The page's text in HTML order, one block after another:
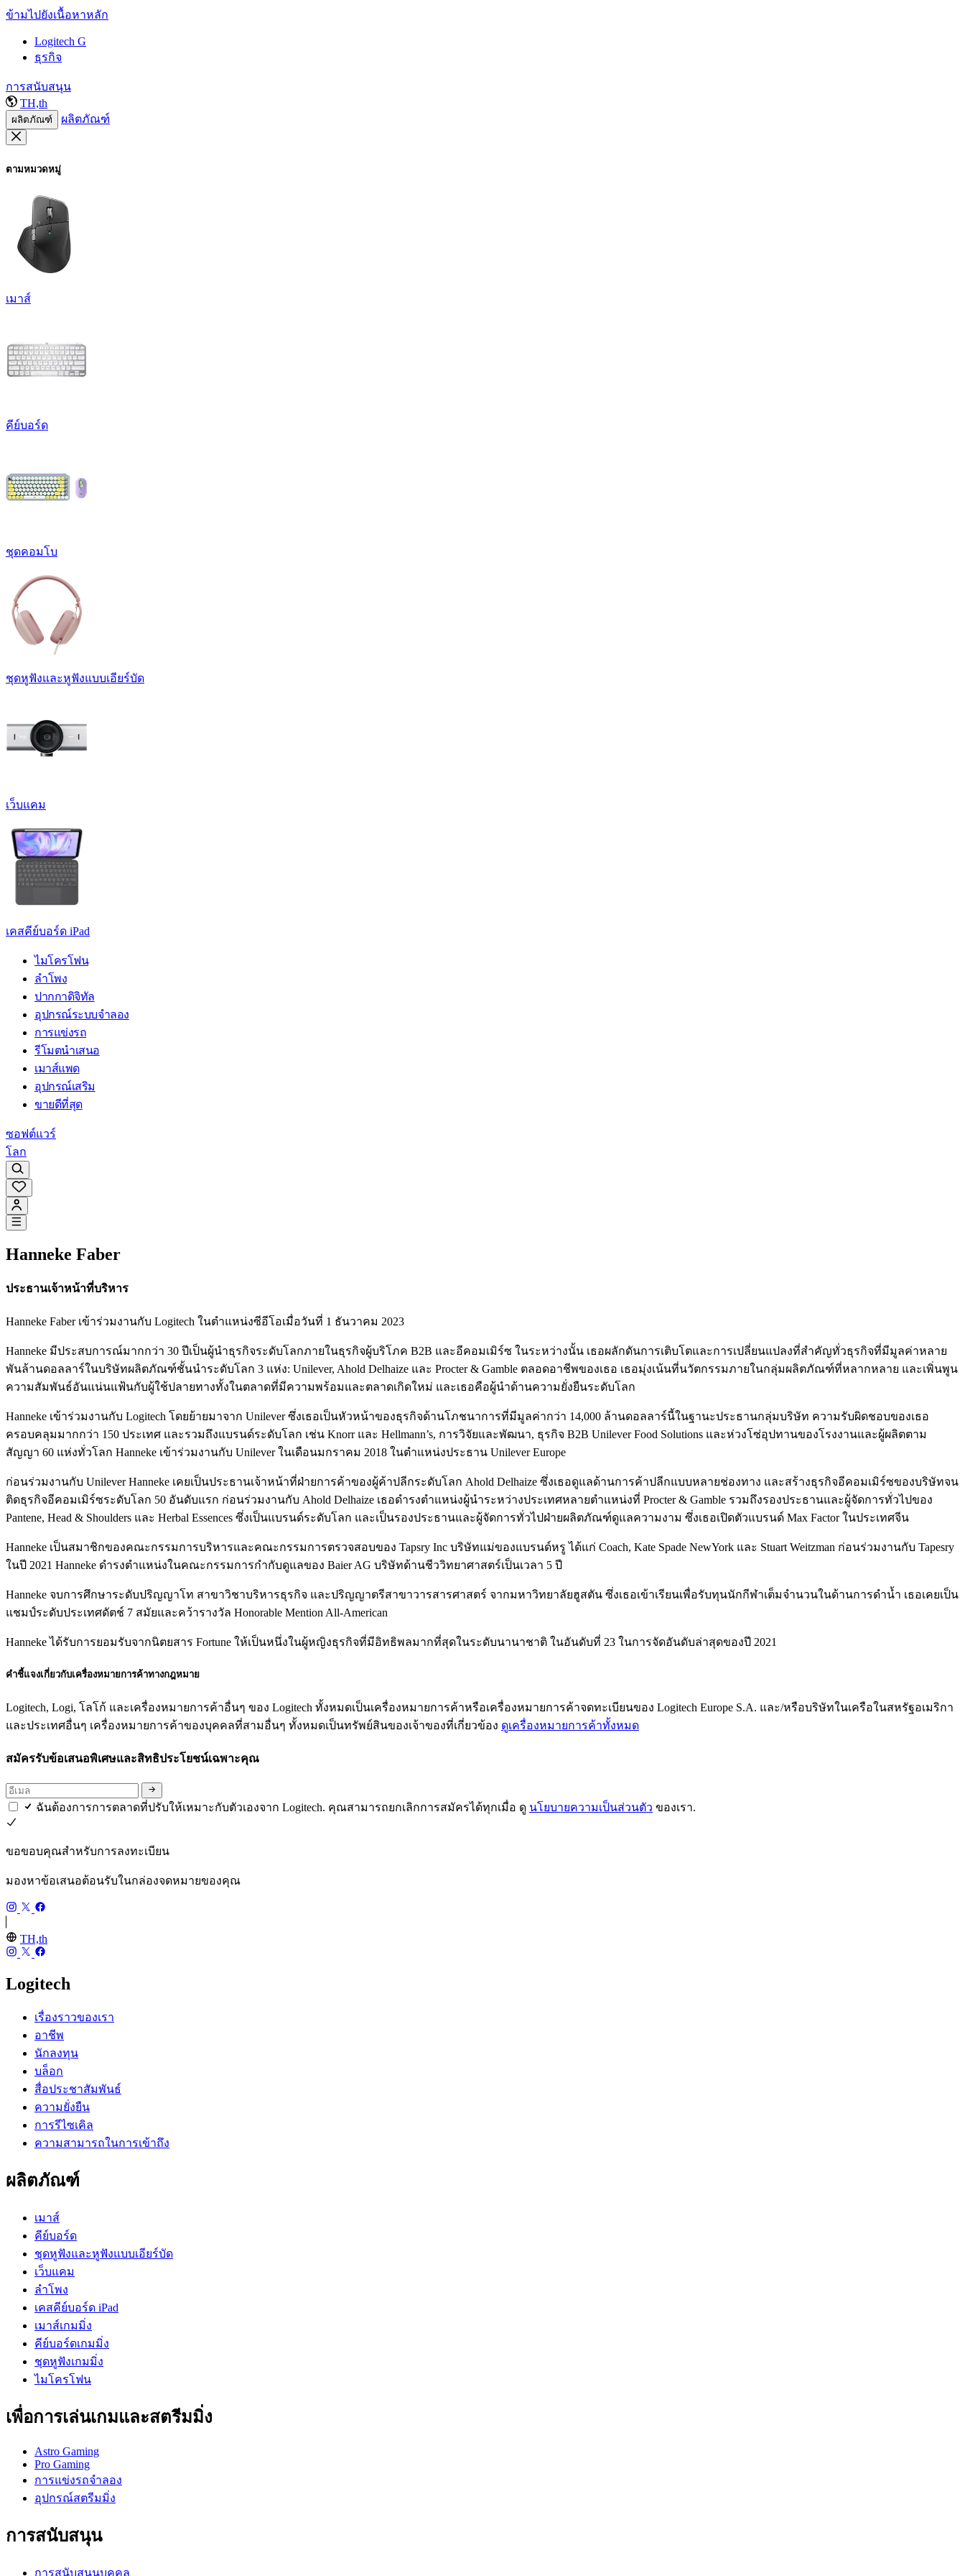
ข้ามไปยังเนื้อหาหลัก
Logitech G
ธุรกิจ
การสนับสนุน
TH,th
ผลิตภัณฑ์ ผลิตภัณฑ์
ตามหมวดหมู่
เมาส์
คีย์บอร์ด
ชุดคอมโบ
ชุดหูฟังและหูฟังแบบเอียร์บัด
เว็บแคม
เคสคีย์บอร์ด iPad
ไมโครโฟน
ลำโพง
ปากกาดิจิทัล
อุปกรณ์ระบบจำลอง
การแข่งรถ
รีโมตนำเสนอ
เมาส์แพด
อุปกรณ์เสริม
ขายดีที่สุด
ซอฟต์แวร์
โลก
Hanneke Faber
ประธานเจ้าหน้าที่บริหาร
Hanneke Faber เข้าร่วมงานกับ Logitech ในตำแหน่งซีอีโอเมื่อวันที่ 1 ธันวาคม 2023
Hanneke มีประสบการณ์มากกว่า 30 ปีเป็นผู้นำธุรกิจระดับโลกภายในธุรกิจผู้บริโภค B2B และอีคอมเมิร์ซ ในระหว่างนั้น เธอผลักดันการเติบโตและการเปลี่ยนแปลงที่สำคัญทั่วธุรกิจที่มีมูลค่าหลาย
พันล้านดอลลาร์ในบริษัทผลิตภัณฑ์ชั้นนำระดับโลก 3 แห่ง: Unilever, Ahold Delhaize และ Procter & Gamble ตลอดอาชีพของเธอ เธอมุ่งเน้นที่นวัตกรรมภายในกลุ่มผลิตภัณฑ์ที่หลากหลาย และเพิ่นพูน
ความสัมพันธ์อันแน่นแฟ้นกับผู้ใช้ปลายทางทั้งในตลาดที่มีความพร้อมและตลาดเกิดใหม่ และเธอคือผู้นำด้านความยั่งยืนระดับโลก
Hanneke เข้าร่วมงานกับ Logitech โดยย้ายมาจาก Unilever ซึ่งเธอเป็นหัวหน้าของธุรกิจด้านโภชนาการที่มีมูลค่ากว่า 14,000 ล้านดอลลาร์นี้ในฐานะประธานกลุ่มบริษัท ความรับผิดชอบของเธอ
ครอบคลุมมากกว่า 150 ประเทศ และรวมถึงแบรนด์ระดับโลก เช่น Knorr และ Hellmann’s, การวิจัยและพัฒนา, ธุรกิจ B2B Unilever Food Solutions และห่วงโซ่อุปทานของโรงงานและผู้ผลิตตาม
สัญญา 60 แห่งทั่วโลก Hanneke เข้าร่วมงานกับ Unilever ในเดือนมกราคม 2018 ในตำแหน่งประธาน Unilever Europe
ก่อนร่วมงานกับ Unilever Hanneke เคยเป็นประธานเจ้าหน้าที่ฝ่ายการค้าของผู้ค้าปลีกระดับโลก Ahold Delhaize ซึ่งเธอดูแลด้านการค้าปลีกแบบหลายช่องทาง และสร้างธุรกิจอีคอมเมิร์ซของบริษัทจน
ติดธุรกิจอีคอมเมิร์ซระดับโลก 50 อันดับแรก ก่อนร่วมงานกับ Ahold Delhaize เธอดำรงตำแหน่งผู้นำระหว่างประเทศหลายตำแหน่งที่ Procter & Gamble รวมถึงรองประธานและผู้จัดการทั่วไปของ
Pantene, Head & Shoulders และ Herbal Essences ซึ่งเป็นแบรนด์ระดับโลก และเป็นรองประธานและผู้จัดการทั่วไปฝ่ายผลิตภัณฑ์ดูแลความงาม ซึ่งเธอเปิดตัวแบรนด์ Max Factor ในประเทศจีน
Hanneke เป็นสมาชิกของคณะกรรมการบริหารและคณะกรรมการตรวจสอบของ Tapsry Inc บริษัทแม่ของแบรนด์หรู ได้แก่ Coach, Kate Spade NewYork และ Stuart Weitzman ก่อนร่วมงานกับ Tapesry
ในปี 2021 Hanneke ดำรงตำแหน่งในคณะกรรมการกำกับดูแลของ Baier AG บริษัทด้านชีววิทยาศาสตร์เป็นเวลา 5 ปี
Hanneke จบการศึกษาระดับปริญญาโท สาขาวิชาบริหารธุรกิจ และปริญญาตรีสาขาวารสารศาสตร์ จากมหาวิทยาลัยฮูสตัน ซึ่งเธอเข้าเรียนเพื่อรับทุนนักกีฬาเต็มจำนวนในด้านการดำน้ำ เธอเคยเป็น
แชมป์ระดับประเทศดัตช์ 7 สมัยและคว้ารางวัล Honorable Mention All-American
Hanneke ได้รับการยอมรับจากนิตยสาร Fortune ให้เป็นหนึ่งในผู้หญิงธุรกิจที่มีอิทธิพลมากที่สุดในระดับนานาชาติ ในอันดับที่ 23 ในการจัดอันดับล่าสุดของปี 2021
คำชี้แจงเกี่ยวกับเครื่องหมายการค้าทางกฎหมาย
Logitech, Logi, โลโก้ และเครื่องหมายการค้าอื่นๆ ของ Logitech ทั้งหมดเป็นเครื่องหมายการค้าหรือเครื่องหมายการค้าจดทะเบียนของ Logitech Europe S.A. และ/หรือบริษัทในเครือในสหรัฐอเมริกา
และประเทศอื่นๆ เครื่องหมายการค้าของบุคคลที่สามอื่นๆ ทั้งหมดเป็นทรัพย์สินของเจ้าของที่เกี่ยวข้อง ดูเครื่องหมายการค้าทั้งหมด
สมัครรับข้อเสนอพิเศษและสิทธิประโยชน์เฉพาะคุณ
ฉันต้องการการตลาดที่ปรับให้เหมาะกับตัวเองจาก Logitech. คุณสามารถยกเลิกการสมัครได้ทุกเมื่อ ดู นโยบายความเป็นส่วนตัว ของเรา.
ขอขอบคุณสำหรับการลงทะเบียน
มองหาข้อเสนอต้อนรับในกล่องจดหมายของคุณ
TH,th
Logitech
เรื่องราวของเรา
อาชีพ
นักลงทุน
บล็อก
สื่อประชาสัมพันธ์
ความยั่งยืน
การรีไซเคิล
ความสามารถในการเข้าถึง
ผลิตภัณฑ์
เมาส์
คีย์บอร์ด
ชุดหูฟังและหูฟังแบบเอียร์บัด
เว็บแคม
ลำโพง
เคสคีย์บอร์ด iPad
เมาส์เกมมิ่ง
คีย์บอร์ดเกมมิ่ง
ชุดหูฟังเกมมิ่ง
ไมโครโฟน
เพื่อการเล่นเกมและสตรีมมิ่ง
Astro Gaming
Pro Gaming
การแข่งรถจำลอง
อุปกรณ์สตรีมมิ่ง
การสนับสนุน
การสนับสนุนบุคคล